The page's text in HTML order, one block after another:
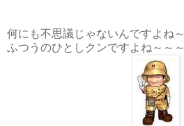
何にも不思議じゃないんですよね～
ふつうのひとしクンですよね～～～